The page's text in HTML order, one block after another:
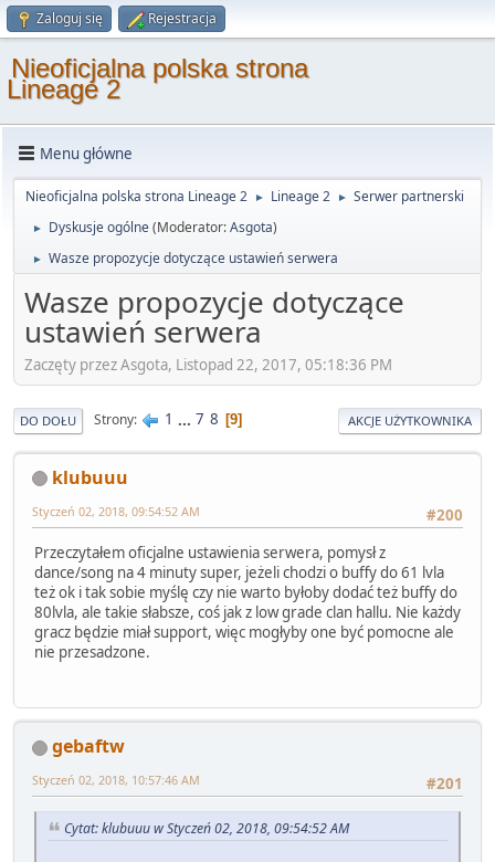
Zaloguj się Rejestracja
Nieoficjalna polska strona
Lineage 2
Menu główne
Nieoficjalna polska strona Lineage 2 ► Lineage 2 ► Serwer partnerski
► Dyskusje ogólne(Moderator:Asgota)
► Wasze propozycje dotyczące ustawień serwera
Wasze propozycje dotyczące
ustawień serwera
Zaczęty przez Asgota, Listopad 22, 2017, 05:18:36 PM
DO DOŁU Strony 1 ... 7 8 9 AKCJE UŻYTKOWNIKA
klubuuu
#200
Styczeń 02, 2018, 09:54:52 AM
Przeczytałem oficjalne ustawienia serwera, pomysł z
dance/song na 4 minuty super, jeżeli chodzi o buffy do 61 lvla
też ok i tak sobie myślę czy nie warto byłoby dodać też buffy do
80lvla, ale takie słabsze, coś jak z low grade clan hallu. Nie każdy
gracz będzie miał support, więc mogłyby one być pomocne ale
nie przesadzone.
gebaftw
#201
Styczeń 02, 2018, 10:57:46 AM
Cytat: klubuuu w Styczeń 02, 2018, 09:54:52 AM